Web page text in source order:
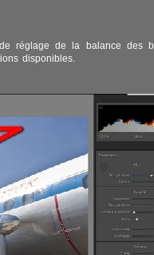
réglage de la balance des
disponibles.